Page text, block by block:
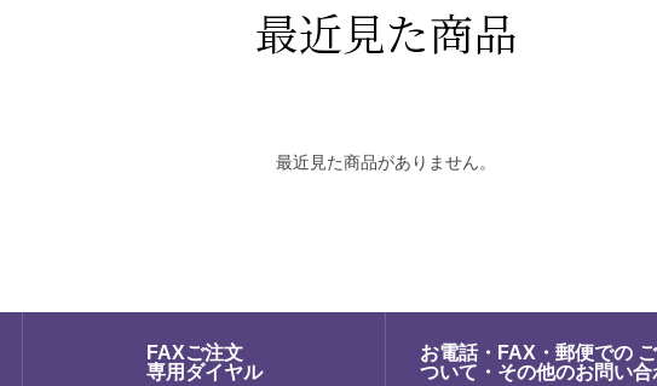
最近見た商品
最近見た商品がありません。
FAXご注文
専用ダイヤル
お電話・FAX・郵便での
ついて・その他のお問い合